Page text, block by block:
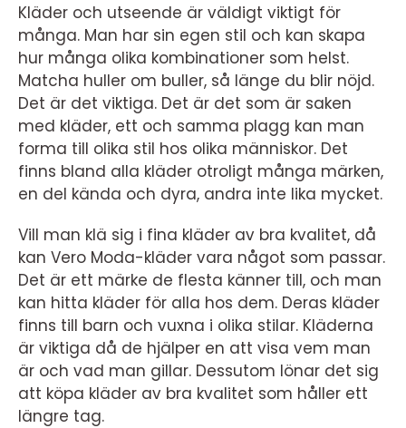
Kläder och utseende är väldigt viktigt för
många. Man har sin egen stil och kan skapa
hur många olika kombinationer som helst.
Matcha huller om buller, så länge du blir nöjd.
Det är det viktiga. Det är det som är saken
med kläder, ett och samma plagg kan man
forma till olika stil hos olika människor. Det
finns bland alla kläder otroligt många märken,
en del kända och dyra, andra inte lika mycket.
Vill man klä sig i fina kläder av bra kvalitet, då
kan Vero Moda-kläder vara något som passar.
Det är ett märke de flesta känner till, och man
kan hitta kläder för alla hos dem. Deras kläder
finns till barn och vuxna i olika stilar. Kläderna
är viktiga då de hjälper en att visa vem man
är och vad man gillar. Dessutom lönar det sig
att köpa kläder av bra kvalitet som håller ett
längre tag.